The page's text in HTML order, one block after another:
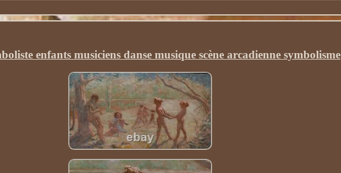
enfants musiciens danse musique scène arcadienne symbolisme